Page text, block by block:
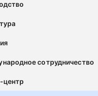
сотрудничество
центр